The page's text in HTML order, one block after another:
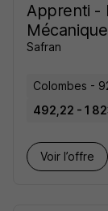
Apprenti -
Safran
Colombes -
492,22 - 1
Voir l’offre